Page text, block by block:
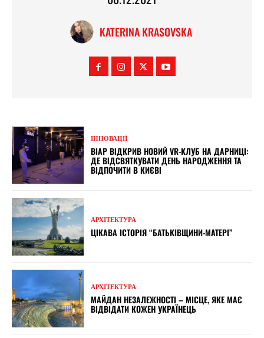
KATERINA KRASOVSKA
ІННОВАЦІЇ
ВІАР ВІДКРИВ НОВИЙ VR-КЛУБ НА ДАРНИЦІ:
ДЕ ВІДСВЯТКУВАТИ ДЕНЬ НАРОДЖЕННЯ ТА
ВІДПОЧИТИ В КИЄВІ
АРХІТЕКТУРА
ЦІКАВА ІСТОРІЯ “БАТЬКІВЩИНИ-МАТЕРІ”
АРХІТЕКТУРА
МАЙДАН НЕЗАЛЕЖНОСТІ – МІСЦЕ, ЯКЕ МАЄ
ВІДВІДАТИ КОЖЕН УКРАЇНЕЦЬ